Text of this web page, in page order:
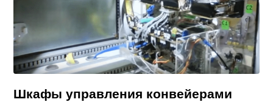
Шкафы управления конвейерами